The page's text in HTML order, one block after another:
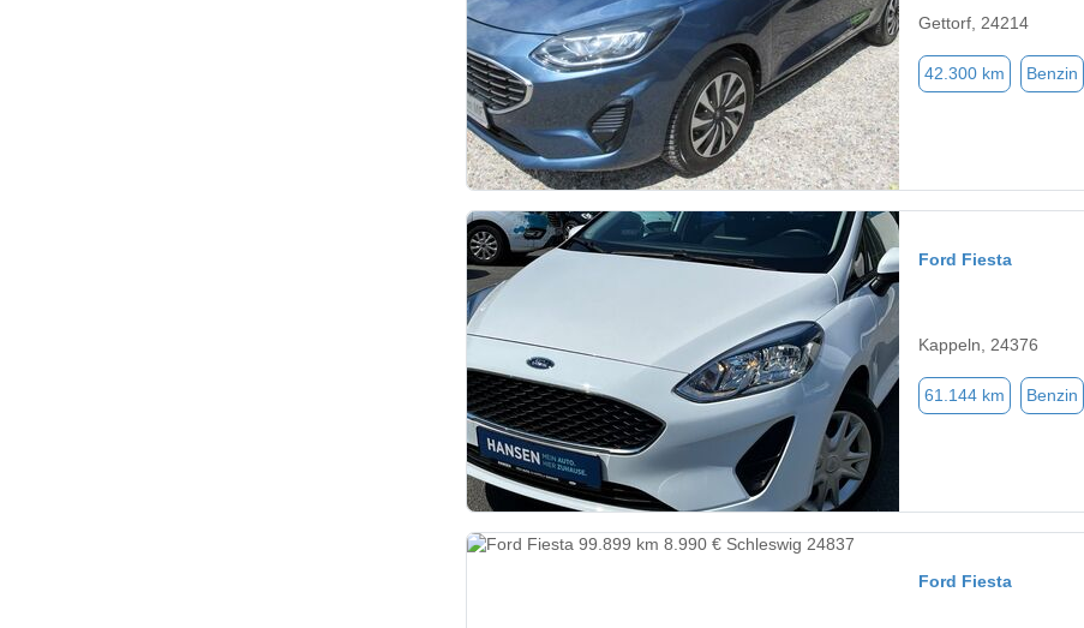
Gettorf, 24214
42.300 km Benzin
Ford Fiesta
Kappeln, 24376
61.144 km Benzin
Ford Fiesta